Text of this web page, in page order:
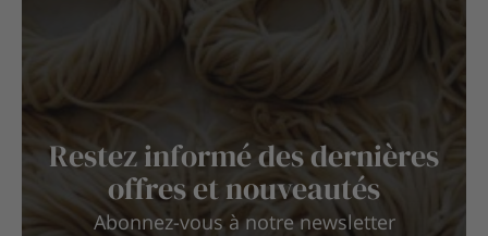
Restez informé des dernières
offres et nouveautés
Abonnez-vous à notre newsletter